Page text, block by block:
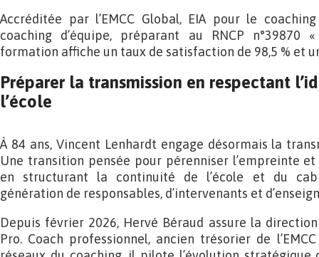
Accréditée par l’EMCC Global, EIA pour le
coaching d’équipe, préparant au RNCP n°39870
formation affiche un taux de satisfaction de 98,5 % et
Préparer la transmission en respectant
l’école
À 84 ans, Vincent Lenhardt engage désormais la
Une transition pensée pour pérenniser l’empreinte
en structurant la continuité de l’école et du
génération de responsables, d’intervenants et
Depuis février 2026, Hervé Béraud assure la
Pro. Coach professionnel, ancien trésorier de